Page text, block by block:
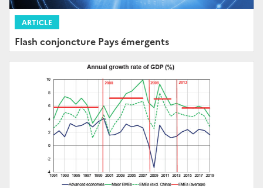
ARTICLE
Flash conjoncture Pays émergents